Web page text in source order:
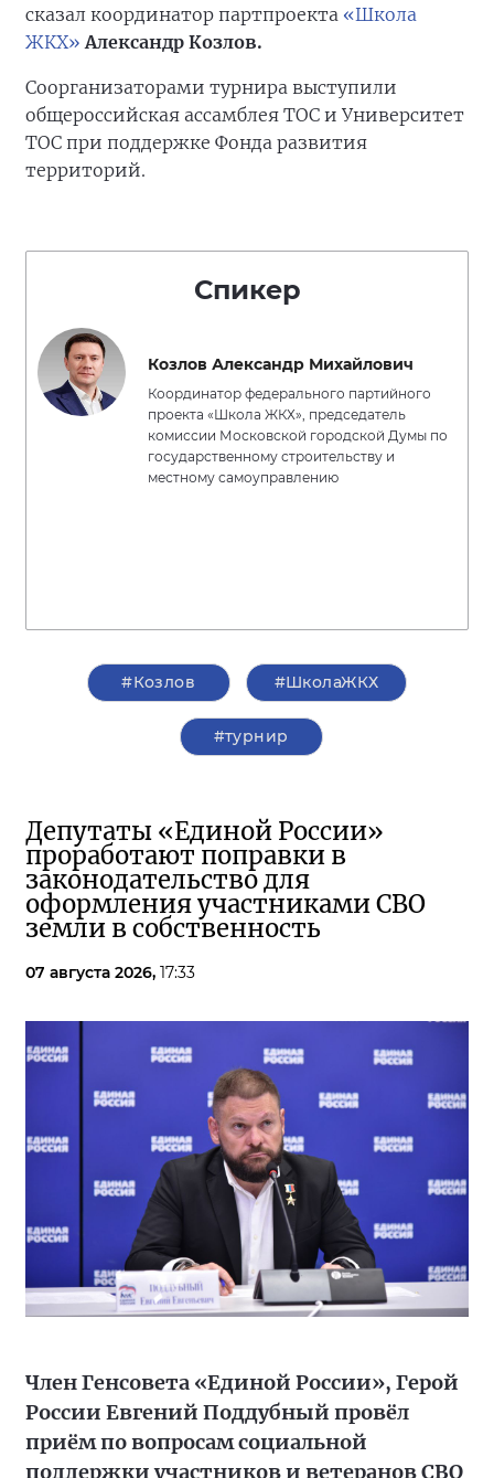
сказал координатор партпроекта «Школа
ЖКХ» Александр Козлов.
Соорганизаторами турнира выступили
общероссийская ассамблея ТОС и Университет
ТОС при поддержке Фонда развития
территорий.
Спикер
Козлов Александр Михайлович
Координатор федерального партийного
проекта «Школа ЖКХ», председатель
комиссии Московской городской Думы по
государственному строительству и
местному самоуправлению
#Козлов #ШколаЖКХ
#турнир
Депутаты «Единой России»
проработают поправки в
законодательство для
оформления участниками СВО
земли в собственность
07 августа 2026, 17:33
Член Генсовета «Единой России», Герой
России Евгений Поддубный провёл
приём по вопросам социальной
поддержки участников и ветеранов СВО